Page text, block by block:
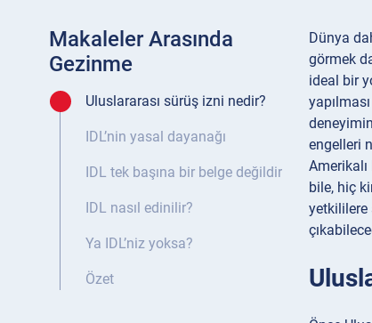
Makaleler Arasında
Gezinme
Uluslararası sürüş izni nedir?
IDL’nin yasal dayanağı
IDL tek başına bir belge değildir
IDL nasıl edinilir?
Ya IDL’niz yoksa?
Özet
Dünya
görmek
ideal bir
engelleri
bile, hiç
yetkililere